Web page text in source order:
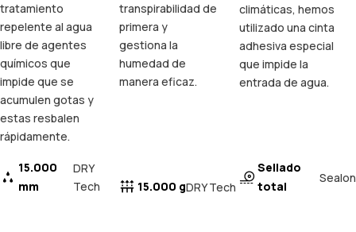
tratamiento
repelente al agua
libre de agentes
químicos que
impide que se
acumulen gotas y
estas resbalen
rápidamente.
15.000
mm
DRY
Tech
transpirabilidad de
primera y
gestiona la
humedad de
manera eficaz.
15.000 gDRY Tech
climáticas, hemos
utilizado una cinta
adhesiva especial
que impide la
entrada de agua.
Sellado
total
Sealon